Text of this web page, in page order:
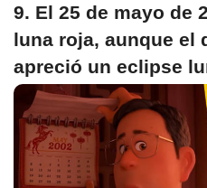
9. El 25 de mayo de
luna roja, aunque el
apreció un eclipse